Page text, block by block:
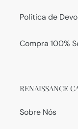
Política de
Compra 100%
RENAISSANCE
Sobre Nós